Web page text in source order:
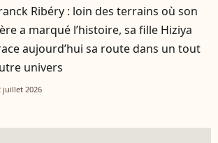
Ribéry : loin des terrains où son
a marqué l’histoire, sa fille Hiziya
aujourd’hui sa route dans un tout
univers
juillet 2026